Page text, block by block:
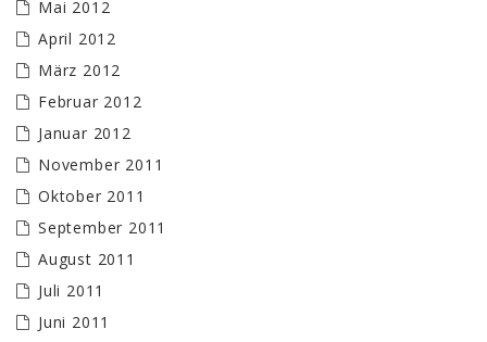
Mai 2012
April 2012
März 2012
Februar 2012
Januar 2012
November 2011
Oktober 2011
September 2011
August 2011
Juli 2011
Juni 2011